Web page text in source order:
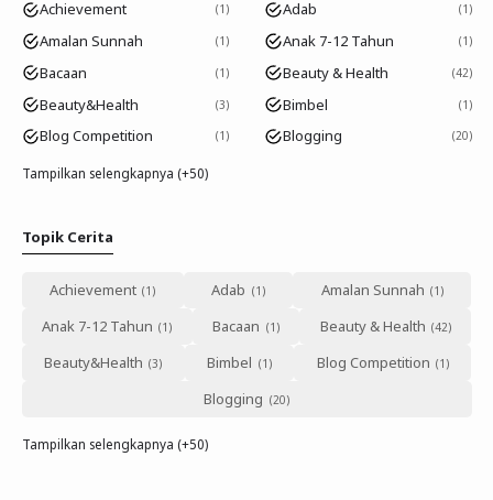
Achievement 1 Adab 1
Amalan Sunnah 1 Anak 7-12 Tahun 1
Bacaan 1 Beauty & Health 42
Beauty&Health 3 Bimbel 1
Blog Competition 1 Blogging 20
Tampilkan selengkapnya (+50)
Topik Cerita
Achievement Adab
Amalan Sunnah
Anak 7-12 Tahun
Bacaan
Beauty & Health
Beauty&Health
Bimbel
Blog Competition
Blogging
Tampilkan selengkapnya (+50)